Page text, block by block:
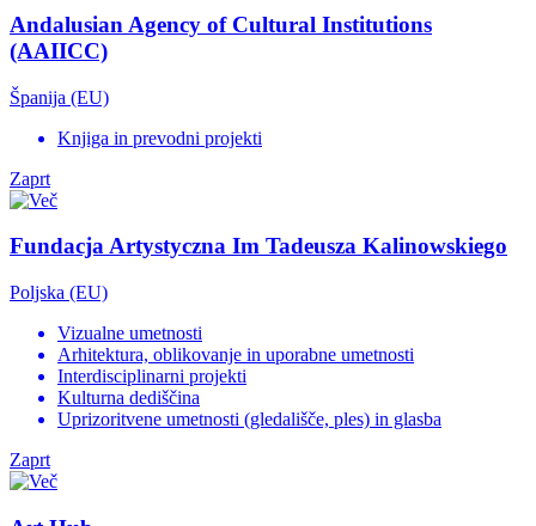
Andalusian Agency of Cultural Institutions
(AAIICC)
Španija (EU)
Knjiga in prevodni projekti
Zaprt
Fundacja Artystyczna Im Tadeusza Kalinowskiego
Poljska (EU)
Vizualne umetnosti
Arhitektura, oblikovanje in uporabne umetnosti
Interdisciplinarni projekti
Kulturna dediščina
Uprizoritvene umetnosti (gledališče, ples) in glasba
Zaprt